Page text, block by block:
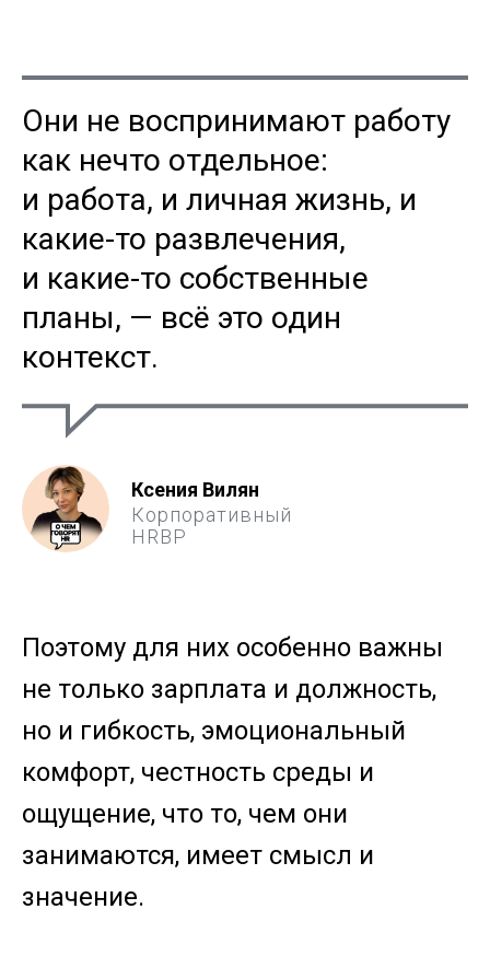
Они не воспринимают работу
как нечто отдельное:
и работа, и личная жизнь, и
какие-то развлечения,
и какие-то собственные
планы, — всё это один
контекст.
Ксения Вилян
Корпоративный
HRBP
Поэтому для них особенно важны
не только зарплата и должность,
но и гибкость, эмоциональный
комфорт, честность среды и
ощущение, что то, чем они
занимаются, имеет смысл и
значение.